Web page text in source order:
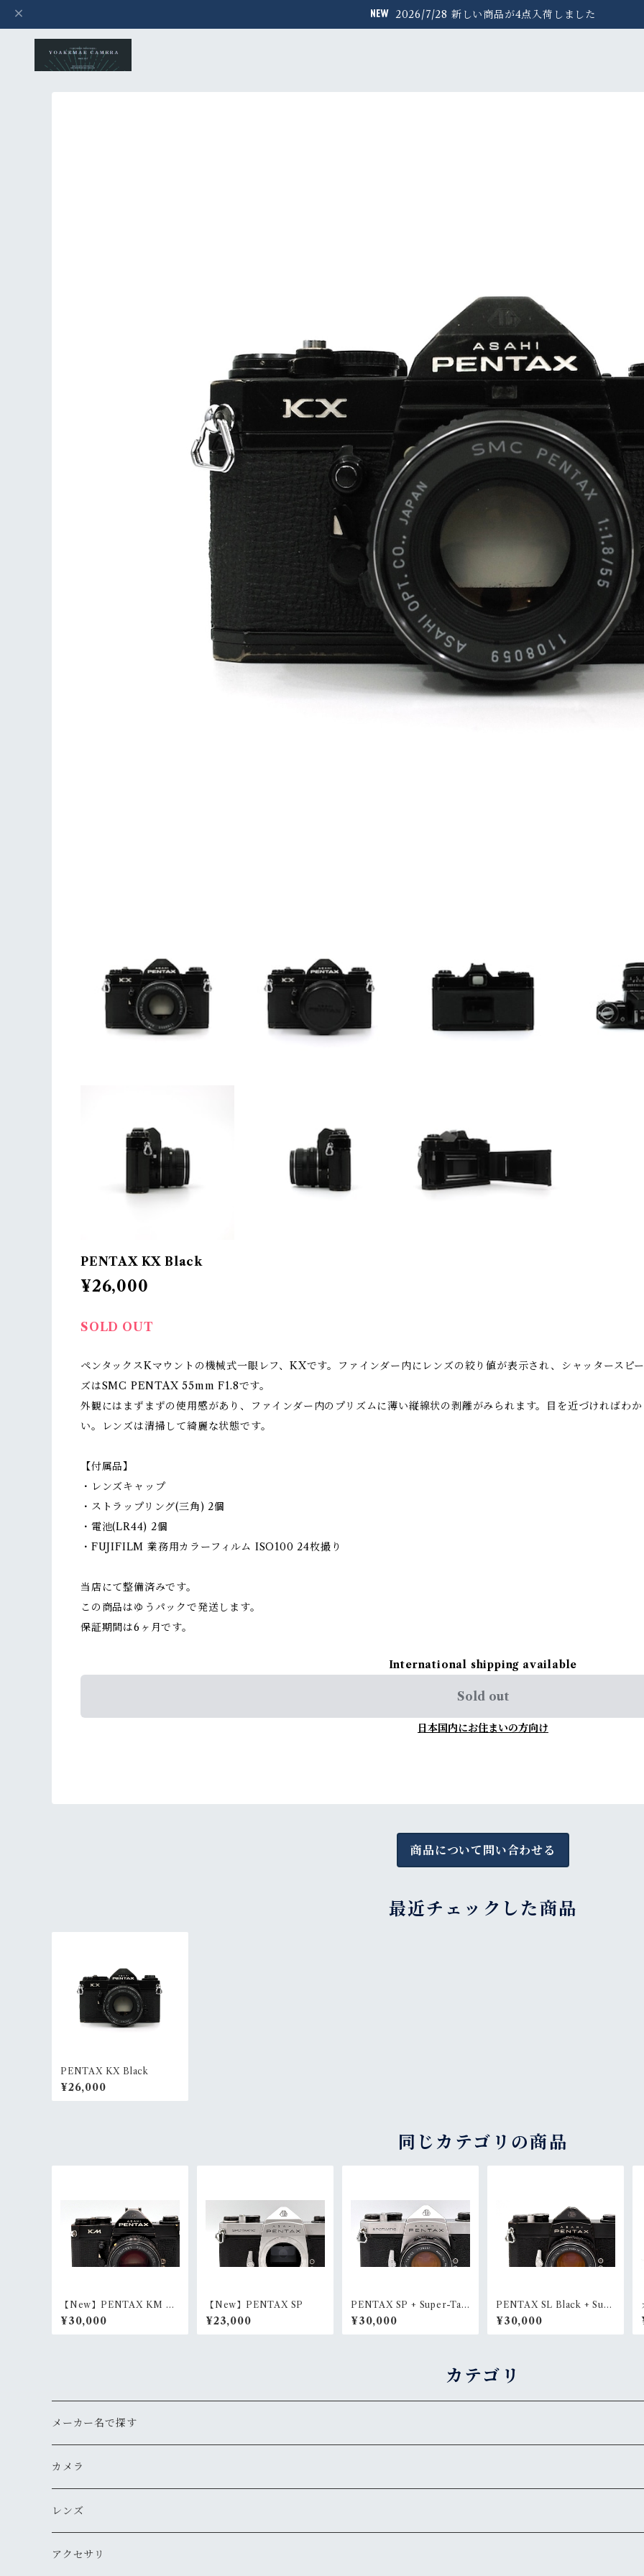
2026/7/28 新しい商品が4点入荷しました
PENTAX KX Black
¥26,000
SOLD OUT
ペンタックスKマウントの機械式一眼レフ、KXです。ファインダー内にレンズの絞り値が表示され、シャッタースピ
ズはSMC PENTAX 55mm F1.8です。
外観にはまずまずの使用感があり、ファインダー内のプリズムに薄い縦線状の剥離がみられます。目を近づければわ
い。レンズは清掃して綺麗な状態です。
【付属品】
・レンズキャップ
・ストラップリング(三角) 2個
・電池(LR44) 2個
・FUJIFILM 業務用カラーフィルム ISO100 24枚撮り
当店にて整備済みです。
この商品はゆうパックで発送します。
保証期間は6ヶ月です。
International shipping available
Sold out
日本国内にお住まいの方向け
商品について問い合わせる
最近チェックした商品
PENTAX KX Black
¥26,000
同じカテゴリの商品
【New】PENTAX KM Bl
ack + SMC PENTAX 50m
m F1.4
¥30,000
【New】PENTAX SP
¥23,000
PENTAX SP + Super-Tak
umar 55mm F1.8
¥30,000
PENTAX SL Black + Supe
r-Takumar 55mm F1.8
¥30,000
カテゴリ
メーカー名で探す
ペンタックス
オリンパス
ニコン
カメラ
用途から探す
気軽にスナップ
一眼レフ
レンズ
焦点距離から探す
アクセサリ